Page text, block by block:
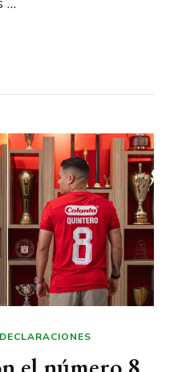
DECLARACIONES